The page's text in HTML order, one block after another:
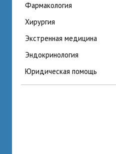
фармакология
хирургия
экстренная медицина
эндокринология
юридическая помощь